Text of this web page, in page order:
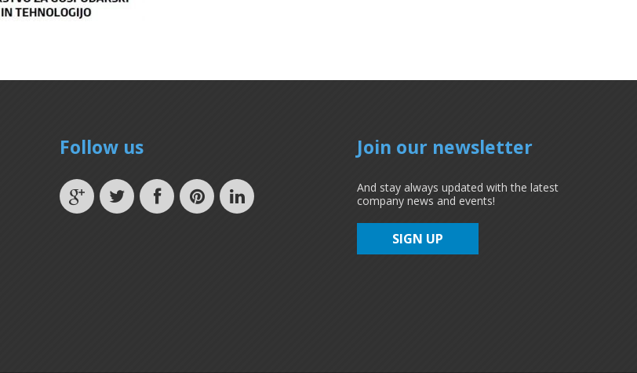
Follow us Join our newsletter
And stay always updated with the latest
company news and events!
SIGN UP